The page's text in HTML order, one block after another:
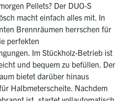
Pellets? Der DUO-S
macht einfach alles mit. In
Brennräumen herrschen für
perfekten
Im Stückholz-Betrieb ist
und bequem zu befüllen. Der
bietet darüber hinaus
Halbmeterscheite. Nachdem